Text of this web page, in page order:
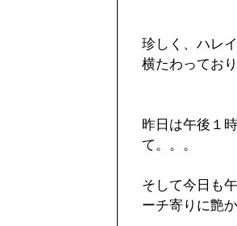
珍しく、ハレ
横たわってお
昨日は午後１
て。。。
そして今日も
ーチ寄りに艶